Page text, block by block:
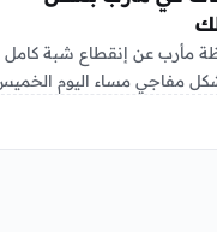
مأرب عن إنقطاع شبة كامل